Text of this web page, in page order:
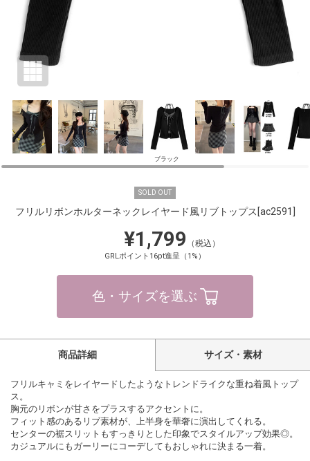
ブラック
SOLD OUT
フリルリボンホルターネックレイヤード風リブトップス [ac2591]
¥1,799 （税込）
GRLポイント16pt進呈（1%）
色・サイズを選ぶ
商品詳細 サイズ・素材
フリルキャミをレイヤードしたようなトレンドライクな重ね着風トップ
ス。
胸元のリボンが甘さをプラスするアクセントに。
フィット感のあるリブ素材が、上半身を華奢に演出してくれる。
センターの裾スリットもすっきりとした印象でスタイルアップ効果◎。
カジュアルにもガーリーにコーデしてもおしゃれに決まる一着。